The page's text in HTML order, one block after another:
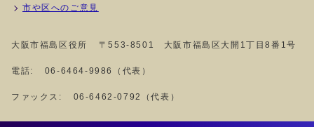
市や区へのご意見
大阪市福島区役所 〒553-8501 大阪市福島区大開1丁目8番1号
電話: 06-6464-9986（代表）
ファックス: 06-6462-0792（代表）